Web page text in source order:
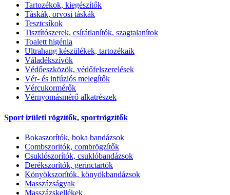
Tartozékok, kiegészítők
Táskák, orvosi táskák
Tesztcsíkok
Tisztítószerek, csírátlanítók, szagtalanítok
Toalett higénia
Ultrahang készülékek, tartozékaik
Váladékszívók
Védőeszközök, védőfelszerelések
Vér- és infúziós melegítők
Vércukormérők
Vérnyomásmérő alkatrészek
Sport izületi rögzítők, sportrögzítők
Bokaszorítók, boka bandázsok
Combszoritók, combrögzítők
Csuklószorítók, csuklóbandázsok
Derékszorítók, gerinctartók
Könyökszorítók, könyökbandázsok
Masszázságyak
Masszázskellékek